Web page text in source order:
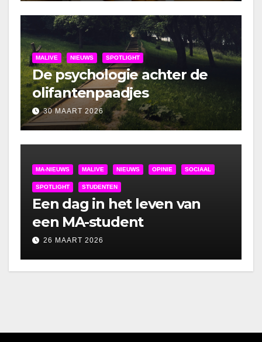
MALIVE NIEUWS SPOTLIGHT
De psychologie achter de
olifantenpaadjes
30 MAART 2026
MA-NIEUWS MALIVE NIEUWS OPINIE SOCIAAL
SPOTLIGHT STUDENTEN
Een dag in het leven van
een MA-student
26 MAART 2026